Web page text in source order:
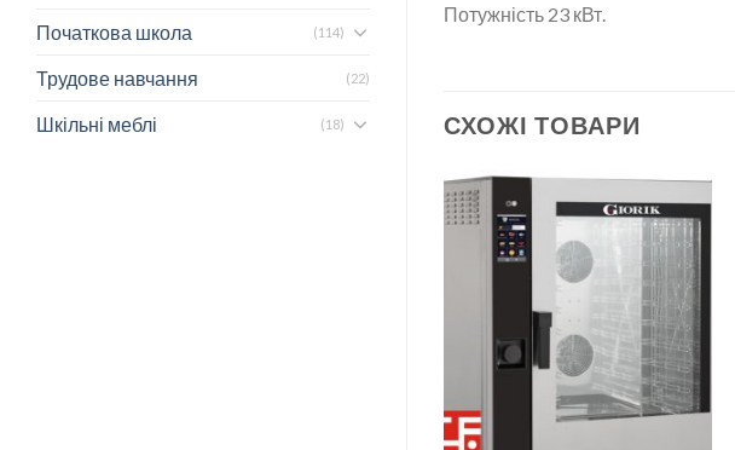
Початкова школа (114)
Трудове навчання (22)
Шкільні меблі (18)
Потужність 23 кВт.
СХОЖІ ТОВАРИ